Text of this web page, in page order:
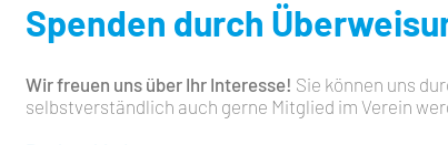
Spenden durch
Wir freuen uns über Ihr Interesse! Sie können uns
selbstverständlich auch gerne Mitglied im Verein